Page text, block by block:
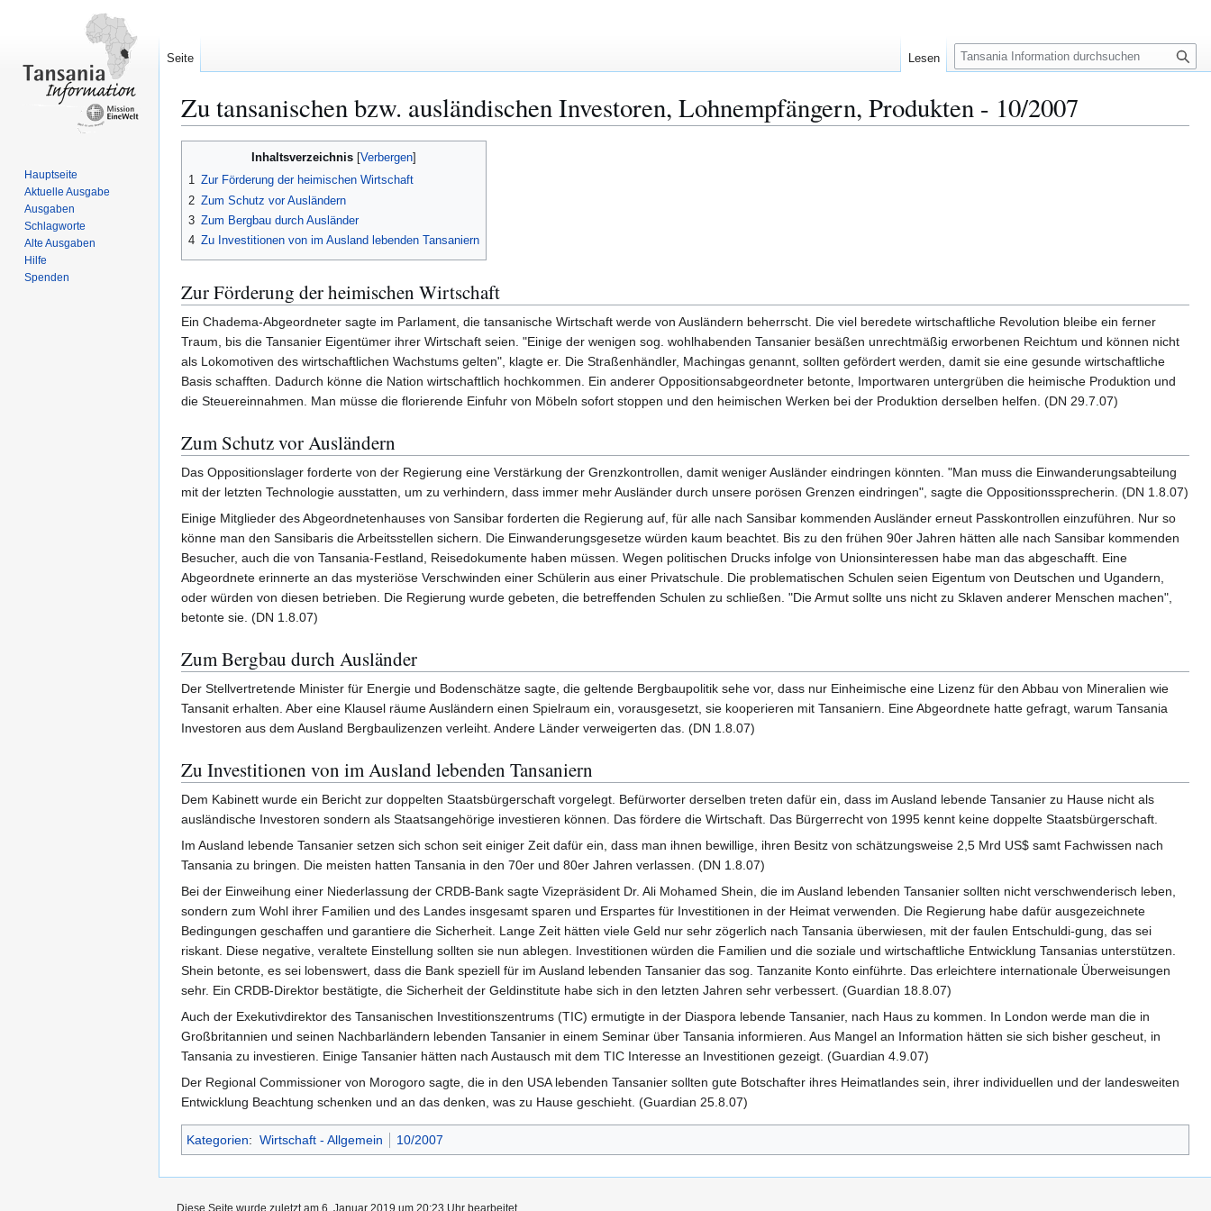
Zu tansanischen bzw. ausländischen Investoren, Lohnempfängern, Produkten - 10/2007
Inhaltsverzeichnis
1 Zur Förderung der heimischen Wirtschaft
2 Zum Schutz vor Ausländern
3 Zum Bergbau durch Ausländer
4 Zu Investitionen von im Ausland lebenden Tansaniern
Zur Förderung der heimischen Wirtschaft
Ein Chadema-Abgeordneter sagte im Parlament, die tansanische Wirtschaft werde von Ausländern beherrscht. Die viel beredete wirtschaftliche Revolution bleibe ein ferner
Traum, bis die Tansanier Eigentümer ihrer Wirtschaft seien. "Einige der wenigen sog. wohlhabenden Tansanier besäßen unrechtmäßig erworbenen Reichtum und können nicht
als Lokomotiven des wirtschaftlichen Wachstums gelten", klagte er. Die Straßenhändler, Machingas genannt, sollten gefördert werden, damit sie eine gesunde wirtschaftliche
Basis schafften. Dadurch könne die Nation wirtschaftlich hochkommen. Ein anderer Oppositionsabgeordneter betonte, Importwaren untergrüben die heimische Produktion und
die Steuereinnahmen. Man müsse die florierende Einfuhr von Möbeln sofort stoppen und den heimischen Werken bei der Produktion derselben helfen. (DN 29.7.07)
Zum Schutz vor Ausländern
Das Oppositionslager forderte von der Regierung eine Verstärkung der Grenzkontrollen, damit weniger Ausländer eindringen könnten. "Man muss die Einwanderungsabteilung
mit der letzten Technologie ausstatten, um zu verhindern, dass immer mehr Ausländer durch unsere porösen Grenzen eindringen", sagte die Oppositionssprecherin. (DN 1.8.07)
Einige Mitglieder des Abgeordnetenhauses von Sansibar forderten die Regierung auf, für alle nach Sansibar kommenden Ausländer erneut Passkontrollen einzuführen. Nur so
könne man den Sansibaris die Arbeitsstellen sichern. Die Einwanderungsgesetze würden kaum beachtet. Bis zu den frühen 90er Jahren hätten alle nach Sansibar kommenden
Besucher, auch die von Tansania-Festland, Reisedokumente haben müssen. Wegen politischen Drucks infolge von Unionsinteressen habe man das abgeschafft. Eine
Abgeordnete erinnerte an das mysteriöse Verschwinden einer Schülerin aus einer Privatschule. Die problematischen Schulen seien Eigentum von Deutschen und Ugandern,
oder würden von diesen betrieben. Die Regierung wurde gebeten, die betreffenden Schulen zu schließen. "Die Armut sollte uns nicht zu Sklaven anderer Menschen machen",
betonte sie. (DN 1.8.07)
Zum Bergbau durch Ausländer
Der Stellvertretende Minister für Energie und Bodenschätze sagte, die geltende Bergbaupolitik sehe vor, dass nur Einheimische eine Lizenz für den Abbau von Mineralien wie
Tansanit erhalten. Aber eine Klausel räume Ausländern einen Spielraum ein, vorausgesetzt, sie kooperieren mit Tansaniern. Eine Abgeordnete hatte gefragt, warum Tansania
Investoren aus dem Ausland Bergbaulizenzen verleiht. Andere Länder verweigerten das. (DN 1.8.07)
Zu Investitionen von im Ausland lebenden Tansaniern
Dem Kabinett wurde ein Bericht zur doppelten Staatsbürgerschaft vorgelegt. Befürworter derselben treten dafür ein, dass im Ausland lebende Tansanier zu Hause nicht als
ausländische Investoren sondern als Staatsangehörige investieren können. Das fördere die Wirtschaft. Das Bürgerrecht von 1995 kennt keine doppelte Staatsbürgerschaft.
Im Ausland lebende Tansanier setzen sich schon seit einiger Zeit dafür ein, dass man ihnen bewillige, ihren Besitz von schätzungsweise 2,5 Mrd US$ samt Fachwissen nach
Tansania zu bringen. Die meisten hatten Tansania in den 70er und 80er Jahren verlassen. (DN 1.8.07)
Bei der Einweihung einer Niederlassung der CRDB-Bank sagte Vizepräsident Dr. Ali Mohamed Shein, die im Ausland lebenden Tansanier sollten nicht verschwenderisch leben,
sondern zum Wohl ihrer Familien und des Landes insgesamt sparen und Erspartes für Investitionen in der Heimat verwenden. Die Regierung habe dafür ausgezeichnete
Bedingungen geschaffen und garantiere die Sicherheit. Lange Zeit hätten viele Geld nur sehr zögerlich nach Tansania überwiesen, mit der faulen Entschuldi-gung, das sei
riskant. Diese negative, veraltete Einstellung sollten sie nun ablegen. Investitionen würden die Familien und die soziale und wirtschaftliche Entwicklung Tansanias unterstützen.
Shein betonte, es sei lobenswert, dass die Bank speziell für im Ausland lebenden Tansanier das sog. Tanzanite Konto einführte. Das erleichtere internationale Überweisungen
sehr. Ein CRDB-Direktor bestätigte, die Sicherheit der Geldinstitute habe sich in den letzten Jahren sehr verbessert. (Guardian 18.8.07)
Auch der Exekutivdirektor des Tansanischen Investitionszentrums (TIC) ermutigte in der Diaspora lebende Tansanier, nach Haus zu kommen. In London werde man die in
Großbritannien und seinen Nachbarländern lebenden Tansanier in einem Seminar über Tansania informieren. Aus Mangel an Information hätten sie sich bisher gescheut, in
Tansania zu investieren. Einige Tansanier hätten nach Austausch mit dem TIC Interesse an Investitionen gezeigt. (Guardian 4.9.07)
Der Regional Commissioner von Morogoro sagte, die in den USA lebenden Tansanier sollten gute Botschafter ihres Heimatlandes sein, ihrer individuellen und der landesweiten
Entwicklung Beachtung schenken und an das denken, was zu Hause geschieht. (Guardian 25.8.07)
Kategorien: Wirtschaft - Allgemein 10/2007
Seite Lesen
S
u
h
e
Hauptseite
Aktuelle Ausgabe
Ausgaben
Schlagworte
Alte Ausgaben
Hilfe
Spenden